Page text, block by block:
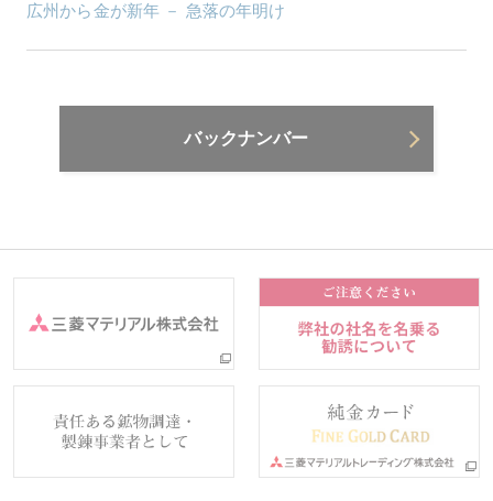
広州から金が新年 － 急落の年明け
バックナンバー